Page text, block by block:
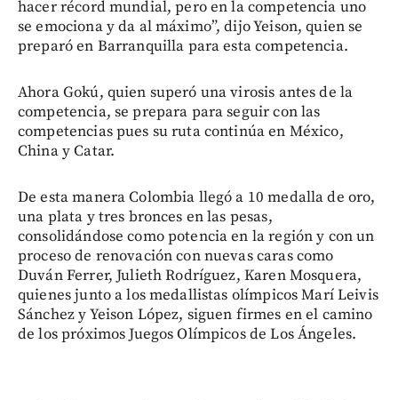
hacer récord mundial, pero en la competencia uno
se emociona y da al máximo”, dijo Yeison, quien se
preparó en Barranquilla para esta competencia.
Ahora Gokú, quien superó una virosis antes de la
competencia, se prepara para seguir con las
competencias pues su ruta continúa en México,
China y Catar.
De esta manera Colombia llegó a 10 medalla de oro,
una plata y tres bronces en las pesas,
consolidándose como potencia en la región y con un
proceso de renovación con nuevas caras como
Duván Ferrer, Julieth Rodríguez, Karen Mosquera,
quienes junto a los medallistas olímpicos Marí Leivis
Sánchez y Yeison López, siguen firmes en el camino
de los próximos Juegos Olímpicos de Los Ángeles.